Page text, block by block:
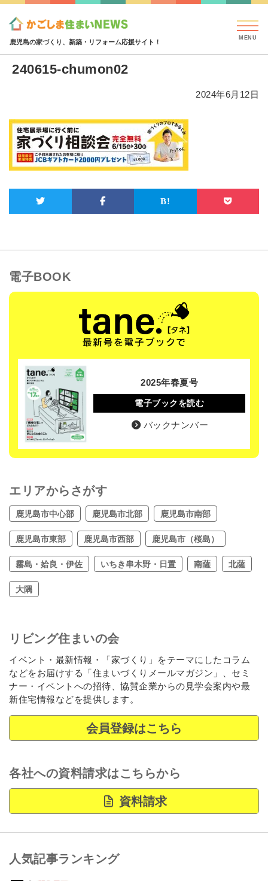
鹿児島の家づくり、新築・リフォーム応援サイト！
240615-chumon02
2024年6月12日
電子BOOK
2025年春夏号
電子ブックを読む
バックナンバー
エリアからさがす
鹿児島市中心部 鹿児島市北部 鹿児島市南部
鹿児島市東部 鹿児島市西部 鹿児島市（桜島）
霧島・姶良・伊佐 いちき串木野・日置 南薩 北薩
大隅
リビング住まいの会
イベント・最新情報・「家づくり」をテーマにしたコラム
などをお届けする「住まいづくりメールマガジン」、セミ
ナー・イベントへの招待、協賛企業からの見学会案内や最
新住宅情報などを提供します。
会員登録はこちら
各社への資料請求はこちらから
資料請求
人気記事ランキング